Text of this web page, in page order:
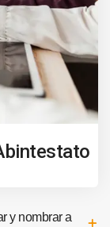
y nombrar a